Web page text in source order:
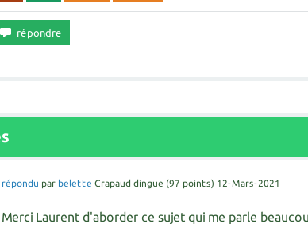
répondu par belette Crapaud dingue (97 points) 12-Mars-2021
Merci Laurent d'aborder ce sujet qui me parle